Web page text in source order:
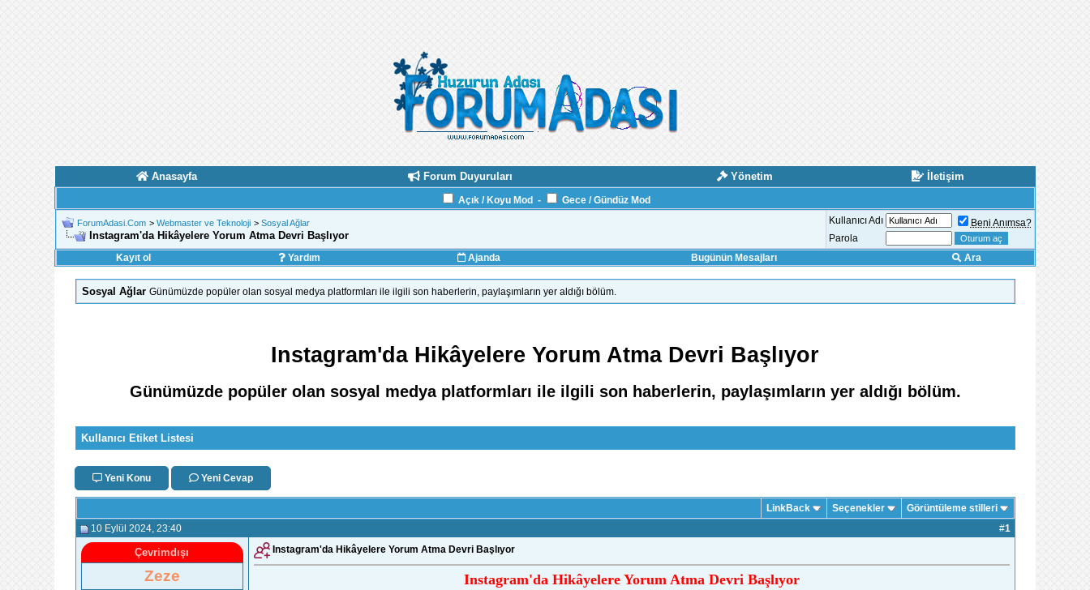
Anasayfa Forum Duyuruları Yönetim İletişim
Açık / Koyu Mod - Gece / Gündüz Mod
ForumAdasi.Com > Webmaster ve Teknoloji > Sosyal Ağlar
Instagram'da Hikâyelere Yorum Atma Devri Başlıyor
Kullanıcı Adı
Beni Anımsa?
Parola
Kayıt ol
Yardım Ajanda Bugünün Mesajları Ara
Sosyal Ağlar Günümüzde popüler olan sosyal medya platformları ile ilgili son haberlerin, paylaşımların yer aldığı bölüm.
Instagram'da Hikâyelere Yorum Atma Devri Başlıyor
Günümüzde popüler olan sosyal medya platformları ile ilgili son haberlerin, paylaşımların yer aldığı bölüm.
Kullanıcı Etiket Listesi
Yeni Konu Yeni Cevap
LinkBack Seçenekler Görüntüleme stilleri
10 Eylül 2024, 23:40 #1
Çevrimdışı
Zeze
Instagram'da Hikâyelere Yorum Atma Devri Başlıyor
Instagram'da Hikâyelere Yorum Atma Devri Başlıyor